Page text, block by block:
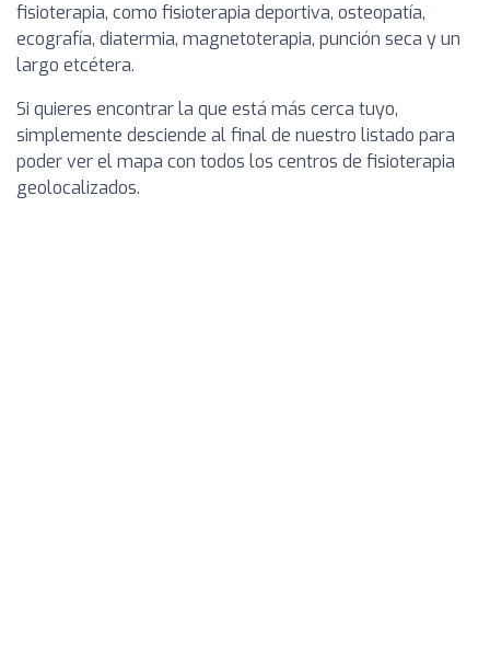
fisioterapia, como fisioterapia deportiva, osteopatía,
ecografía, diatermia, magnetoterapia, punción seca y un
largo etcétera.
Si quieres encontrar la que está más cerca tuyo,
simplemente desciende al final de nuestro listado para
poder ver el mapa con todos los centros de fisioterapia
geolocalizados.